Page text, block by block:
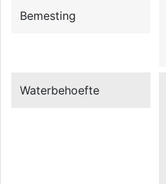
Bemesting
Waterbehoefte